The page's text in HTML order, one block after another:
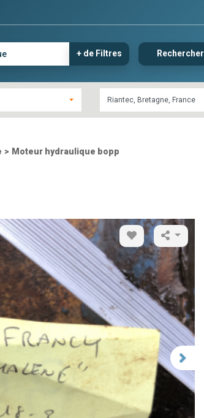
+ de Filtres Rechercher
> Moteur hydraulique bopp